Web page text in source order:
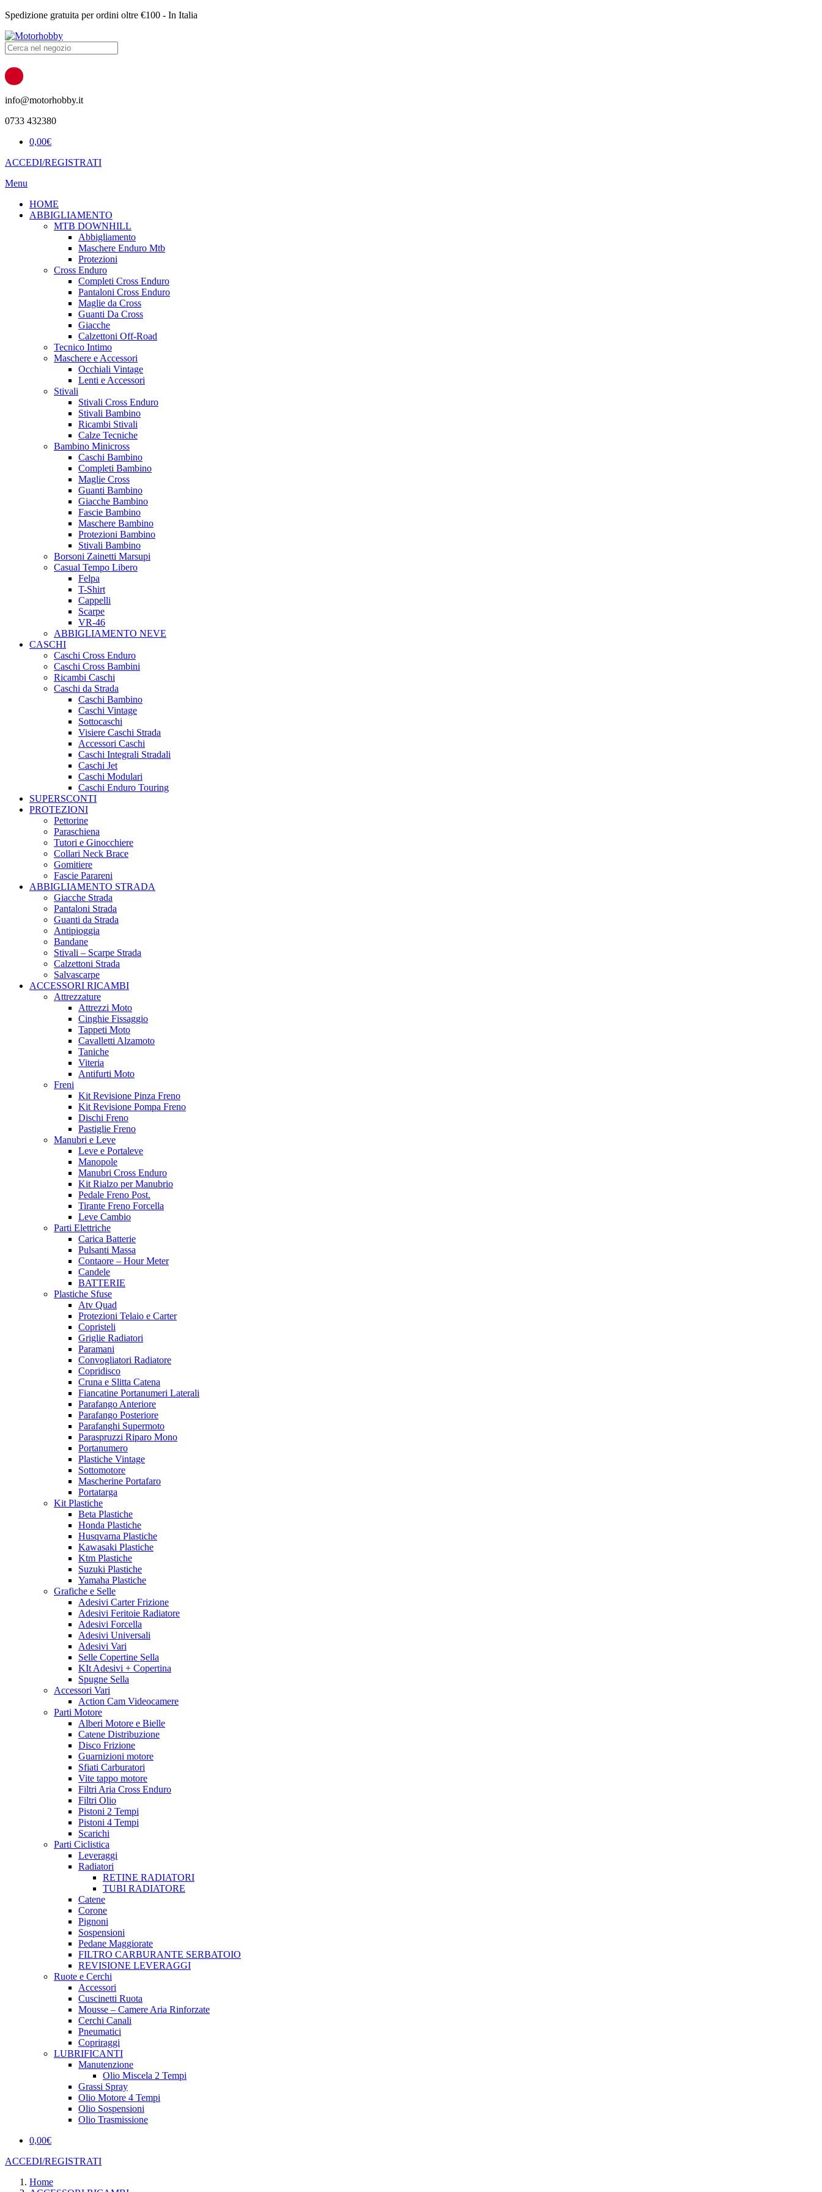
Spedizione gratuita per ordini oltre €100 - In Italia
Products
search
info@motorhobby.it
0733 432380
0,00€
ACCEDI/REGISTRATI
Menu
HOME
ABBIGLIAMENTO
MTB DOWNHILL
Abbigliamento
Maschere Enduro Mtb
Protezioni
Cross Enduro
Completi Cross Enduro
Pantaloni Cross Enduro
Maglie da Cross
Guanti Da Cross
Giacche
Calzettoni Off-Road
Tecnico Intimo
Maschere e Accessori
Occhiali Vintage
Lenti e Accessori
Stivali
Stivali Cross Enduro
Stivali Bambino
Ricambi Stivali
Calze Tecniche
Bambino Minicross
Caschi Bambino
Completi Bambino
Maglie Cross
Guanti Bambino
Giacche Bambino
Fascie Bambino
Maschere Bambino
Protezioni Bambino
Stivali Bambino
Borsoni Zainetti Marsupi
Casual Tempo Libero
Felpa
T-Shirt
Cappelli
Scarpe
VR-46
ABBIGLIAMENTO NEVE
CASCHI
Caschi Cross Enduro
Caschi Cross Bambini
Ricambi Caschi
Caschi da Strada
Caschi Bambino
Caschi Vintage
Sottocaschi
Visiere Caschi Strada
Accessori Caschi
Caschi Integrali Stradali
Caschi Jet
Caschi Modulari
Caschi Enduro Touring
SUPERSCONTI
PROTEZIONI
Pettorine
Paraschiena
Tutori e Ginocchiere
Collari Neck Brace
Gomitiere
Fascie Parareni
ABBIGLIAMENTO STRADA
Giacche Strada
Pantaloni Strada
Guanti da Strada
Antipioggia
Bandane
Stivali – Scarpe Strada
Calzettoni Strada
Salvascarpe
ACCESSORI RICAMBI
Attrezzature
Attrezzi Moto
Cinghie Fissaggio
Tappeti Moto
Cavalletti Alzamoto
Taniche
Viteria
Antifurti Moto
Freni
Kit Revisione Pinza Freno
Kit Revisione Pompa Freno
Dischi Freno
Pastiglie Freno
Manubri e Leve
Leve e Portaleve
Manopole
Manubri Cross Enduro
Kit Rialzo per Manubrio
Pedale Freno Post.
Tirante Freno Forcella
Leve Cambio
Parti Elettriche
Carica Batterie
Pulsanti Massa
Contaore – Hour Meter
Candele
BATTERIE
Plastiche Sfuse
Atv Quad
Protezioni Telaio e Carter
Copristeli
Griglie Radiatori
Paramani
Convogliatori Radiatore
Copridisco
Cruna e Slitta Catena
Fiancatine Portanumeri Laterali
Parafango Anteriore
Parafango Posteriore
Parafanghi Supermoto
Paraspruzzi Riparo Mono
Portanumero
Plastiche Vintage
Sottomotore
Mascherine Portafaro
Portatarga
Kit Plastiche
Beta Plastiche
Honda Plastiche
Husqvarna Plastiche
Kawasaki Plastiche
Ktm Plastiche
Suzuki Plastiche
Yamaha Plastiche
Grafiche e Selle
Adesivi Carter Frizione
Adesivi Feritoie Radiatore
Adesivi Forcella
Adesivi Universali
Adesivi Vari
Selle Copertine Sella
KIt Adesivi + Copertina
Spugne Sella
Accessori Vari
Action Cam Videocamere
Parti Motore
Alberi Motore e Bielle
Catene Distribuzione
Disco Frizione
Guarnizioni motore
Sfiati Carburatori
Vite tappo motore
Filtri Aria Cross Enduro
Filtri Olio
Pistoni 2 Tempi
Pistoni 4 Tempi
Scarichi
Parti Ciclistica
Leveraggi
Radiatori
RETINE RADIATORI
TUBI RADIATORE
Catene
Corone
Pignoni
Sospensioni
Pedane Maggiorate
FILTRO CARBURANTE SERBATOIO
REVISIONE LEVERAGGI
Ruote e Cerchi
Accessori
Cuscinetti Ruota
Mousse – Camere Aria Rinforzate
Cerchi Canali
Pneumatici
Copriraggi
LUBRIFICANTI
Manutenzione
Olio Miscela 2 Tempi
Grassi Spray
Olio Motore 4 Tempi
Olio Sospensioni
Olio Trasmissione
0,00€
ACCEDI/REGISTRATI
Home